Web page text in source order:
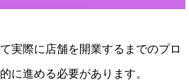
実際に店舗を開業するまでのプロ
に進める必要があります。